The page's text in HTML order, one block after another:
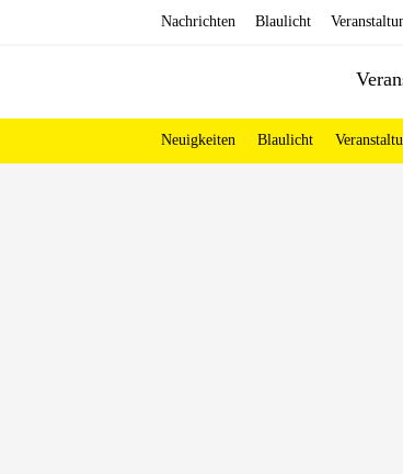
Nachrichten Blaulicht
Neuigkeiten Blaulicht